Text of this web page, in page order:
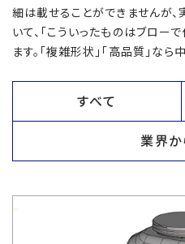
細は載せることができませんが
いて、「こういったものはブロー
ます。「複雑形状」「高品質」な
すべて
業界か